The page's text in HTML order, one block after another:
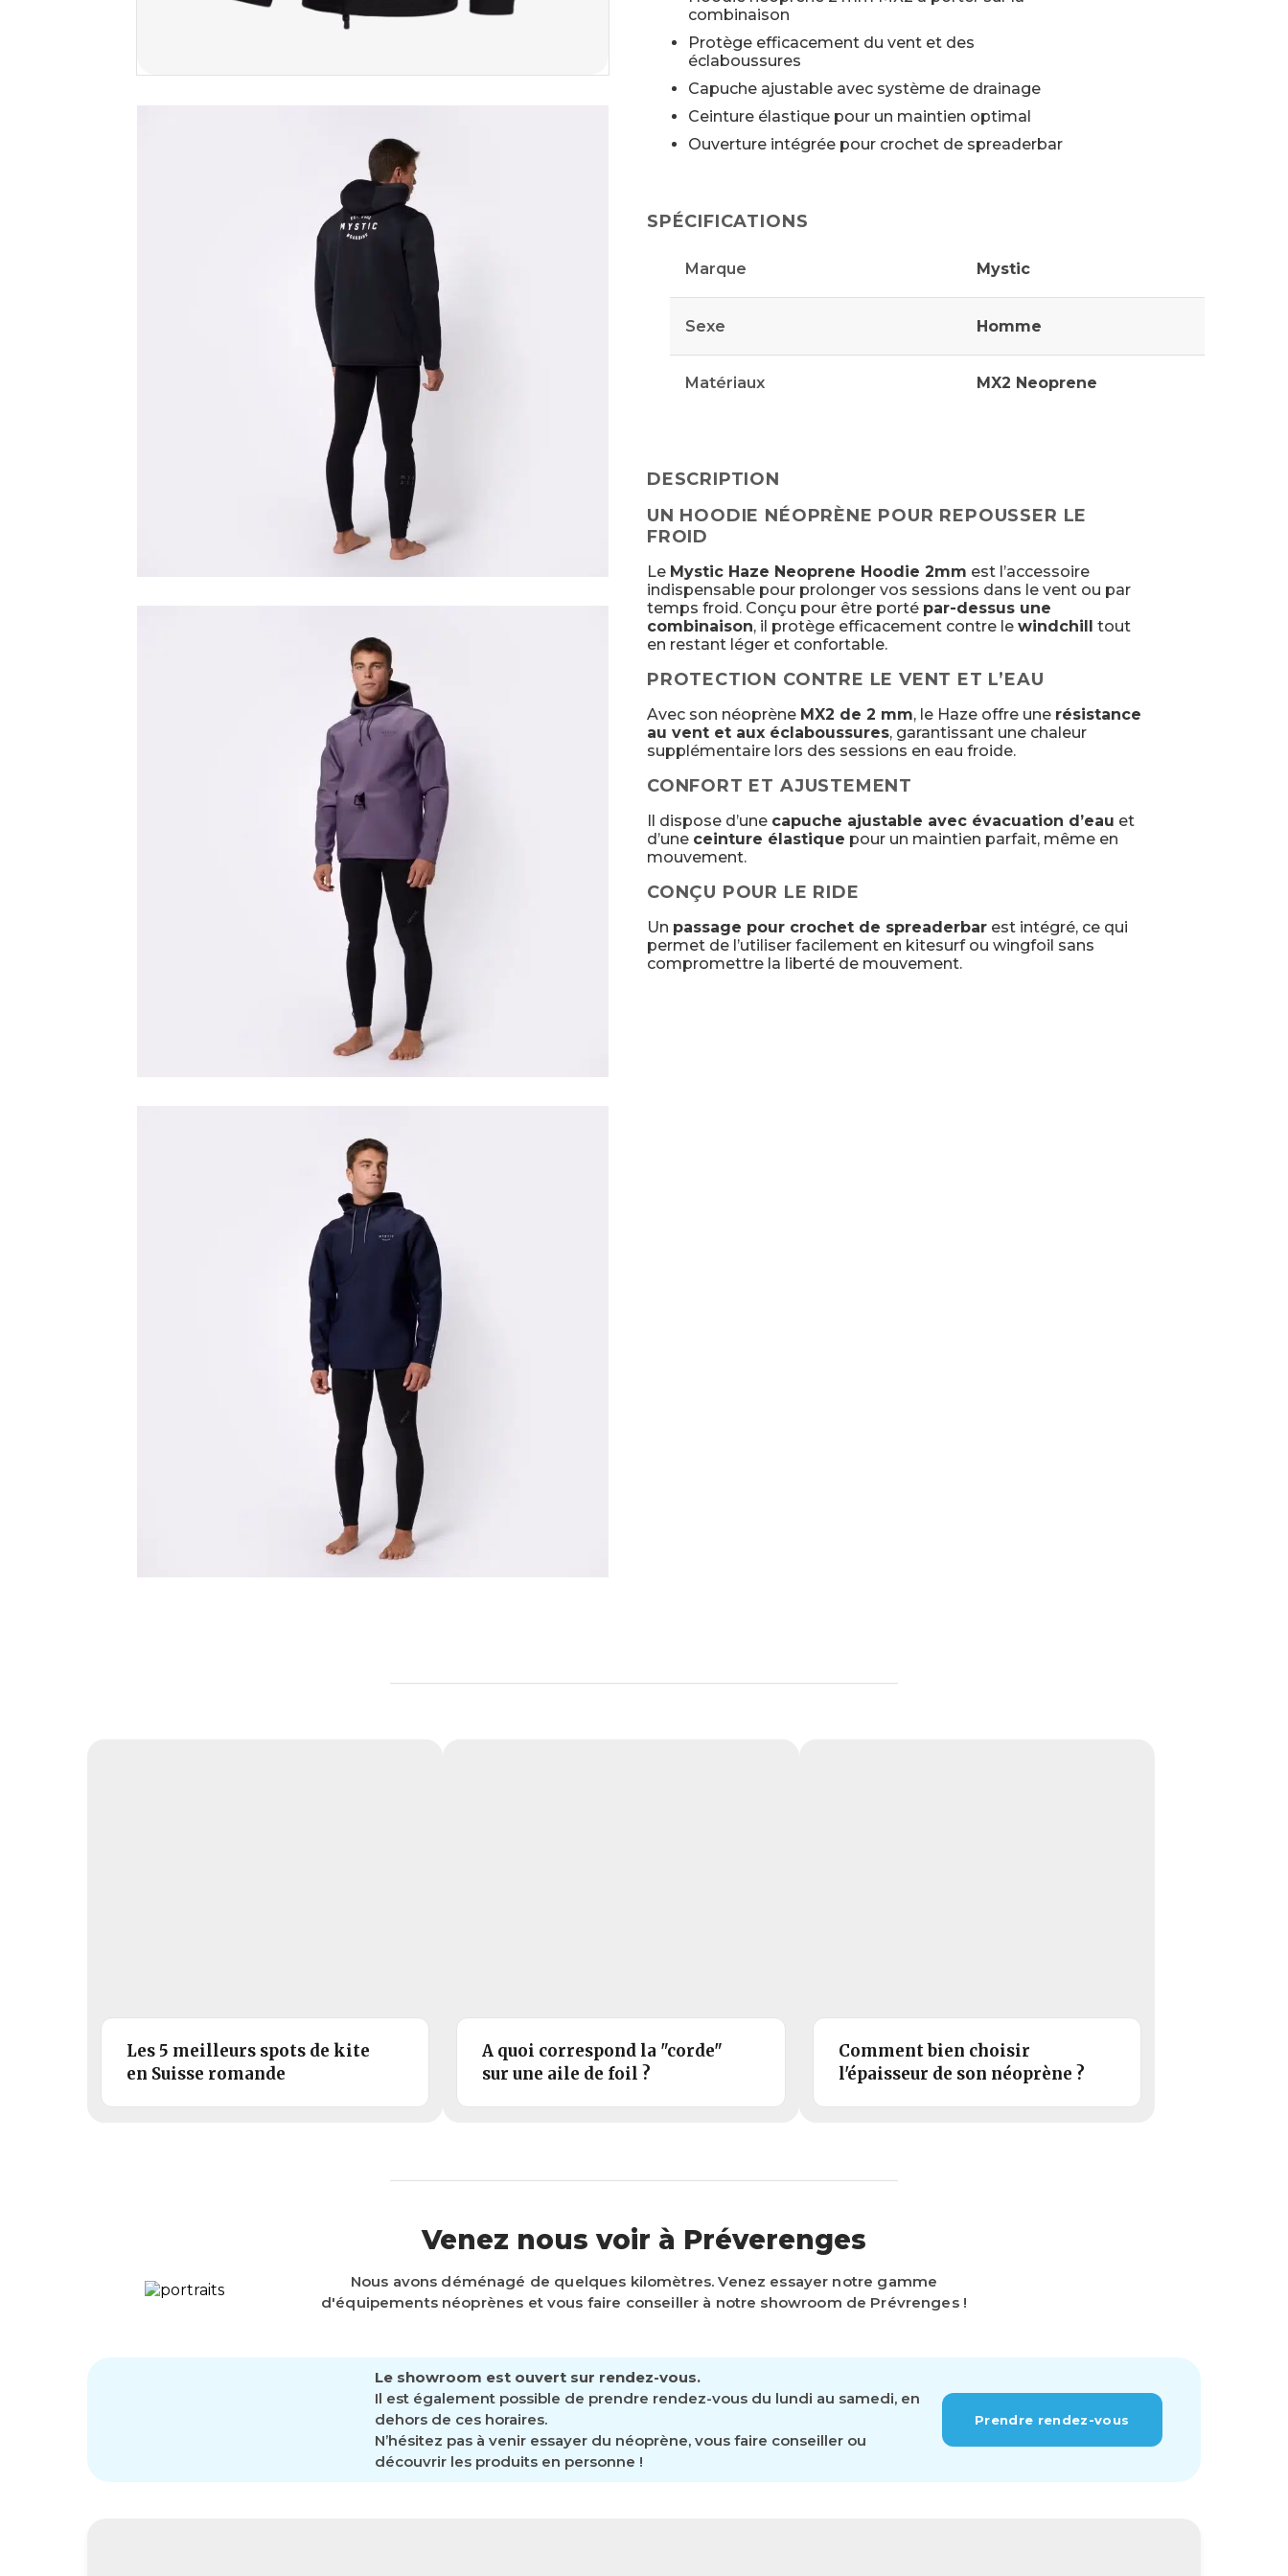
combinaison
Protège efficacement du vent et des
éclaboussures
Capuche ajustable avec système de drainage
Ceinture élastique pour un maintien optimal
Ouverture intégrée pour crochet de spreaderbar
SPÉCIFICATIONS
Marque Mystic
Sexe Homme
Matériaux MX2 Neoprene
DESCRIPTION
UN HOODIE NÉOPRÈNE POUR REPOUSSER LE
FROID
Le Mystic Haze Neoprene Hoodie 2mm est l’accessoire
indispensable pour prolonger vos sessions dans le vent ou par
temps froid. Conçu pour être porté par-dessus une
combinaison, il protège efficacement contre le windchill tout
en restant léger et confortable.
PROTECTION CONTRE LE VENT ET L’EAU
Avec son néoprène MX2 de 2 mm, le Haze offre une résistance
au vent et aux éclaboussures, garantissant une chaleur
supplémentaire lors des sessions en eau froide.
CONFORT ET AJUSTEMENT
Il dispose d’une capuche ajustable avec évacuation d’eau et
d’une ceinture élastique pour un maintien parfait, même en
mouvement.
CONÇU POUR LE RIDE
Un passage pour crochet de spreaderbarest intégré, ce qui
permet de l’utiliser facilement en kitesurf ou wingfoil sans
compromettre la liberté de mouvement.
Les 5 meilleurs spots de kite
en Suisse romande
A quoi correspond la "corde"
sur une aile de foil ?
Comment bien choisir
l'épaisseur de son néoprène ?
Venez nous voir à Préverenges
Nous avons déménagé de quelques kilomètres. Venez essayer notre gamme
d'équipements néoprènes et vous faire conseiller à notre showroom de Prévrenges !
Le showroom est ouvert sur rendez-vous.
Il est également possible de prendre rendez-vous du lundi au samedi, en
dehors de ces horaires.
N’hésitez pas à venir essayer du néoprène, vous faire conseiller ou
découvrir les produits en personne !
Prendre rendez-vous